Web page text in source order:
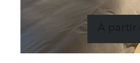
À partir